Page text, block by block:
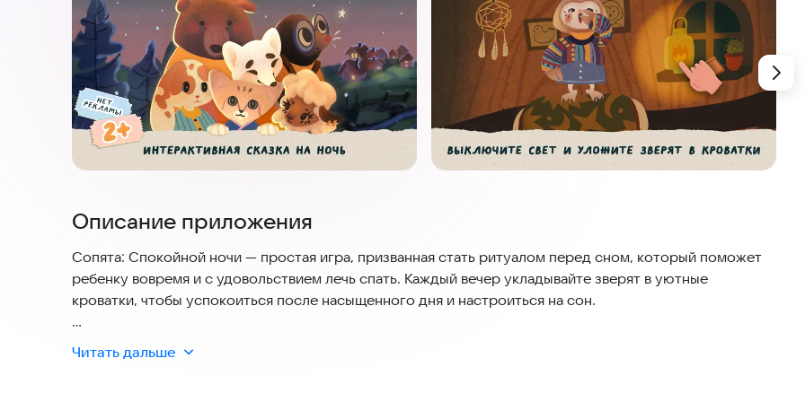
Описание приложения
Сопята: Спокойной ночи — простая игра, призванная стать ритуалом перед сном, который поможет
ребенку вовремя и с удовольствием лечь спать. Каждый вечер укладывайте зверят в уютные
кроватки, чтобы успокоиться после насыщенного дня и настроиться на сон.
[Прочитайте следующий абзац голосом заботливой мамы, рассказывающей своему ребенку сказку]
В волшебном лесу наступает ночь, все зверята укладываются в свои уютные кроватки и засыпают. Но
Читать дальше